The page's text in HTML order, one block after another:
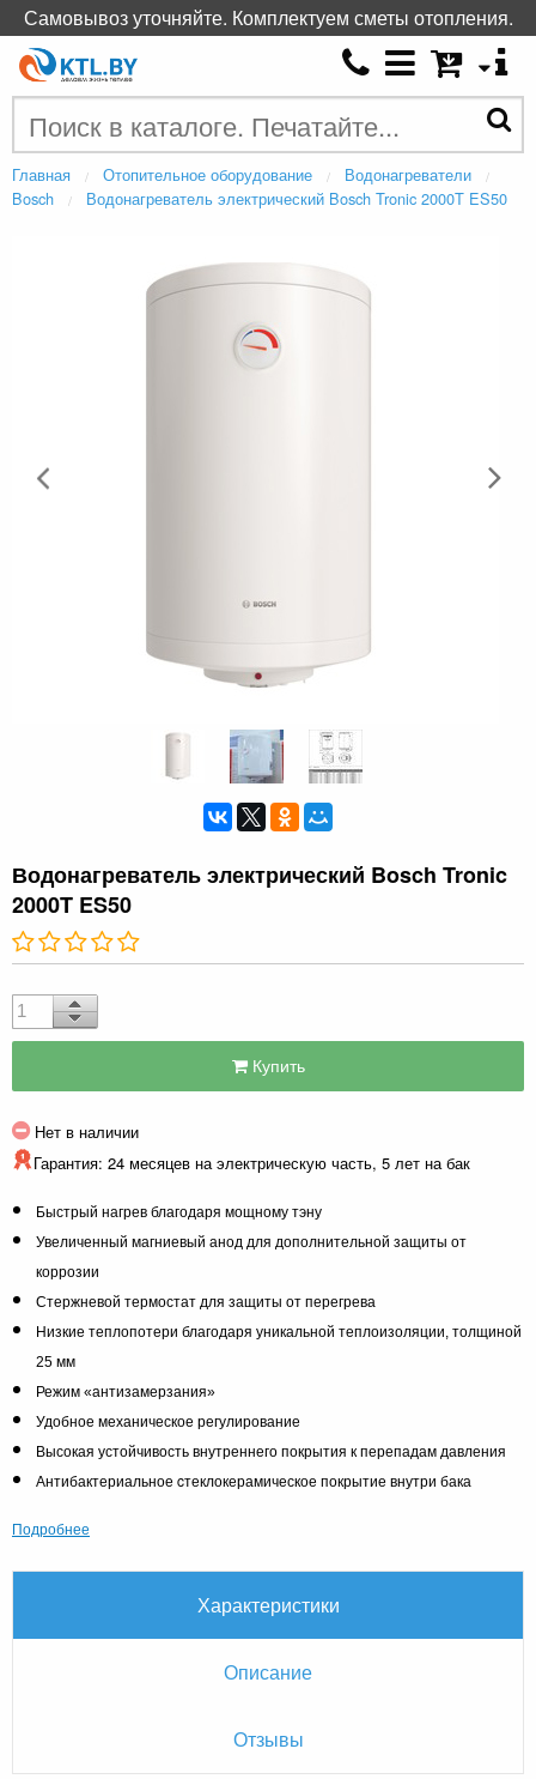
Главная Отопительное оборудование
Водонагреватели
Bosch
Водонагреватель электрический Bosch Tronic 2000T ES50
Водонагреватель электрический Bosch Tronic
2000T ES50
Купить
Нет в наличии
Гарантия: 24 месяцев на электрическую часть, 5 лет на бак
Быстрый нагрев благодаря мощному тэну
Увеличенный магниевый анод для дополнительной защиты от
коррозии
Стержневой термостат для защиты от перегрева
Низкие теплопотери благодаря уникальной теплоизоляции, толщиной
25 мм
Режим «антизамерзания»
Удобное механическое регулирование
Высокая устойчивость внутреннего покрытия к перепадам давления
Антибактериальное cтеклокерамическое покрытие внутри бака
Подробнее
Характеристики
Описание
Отзывы
Самовывоз уточняйте. Комплектуем сметы отопления.